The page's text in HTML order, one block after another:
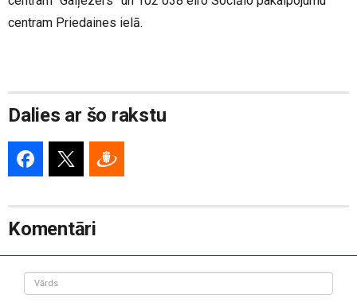
centram Priedaines ielā.
Dalies ar šo rakstu
Komentāri
Vārds